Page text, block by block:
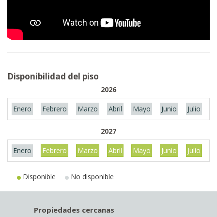
Disponibilidad del piso
2026
Enero Febrero Marzo Abril Mayo Junio Julio
2027
Enero Febrero Marzo Abril Mayo Junio Julio
Disponible No disponible
Propiedades cercanas